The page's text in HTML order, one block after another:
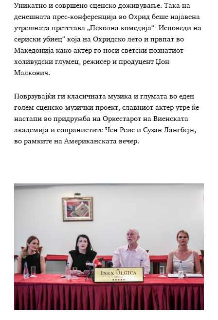
Уникатно и совршено сценско доживување. Така на
денешната прес-конференција во Охрид беше најавена
утрешната претстава „Пеколна комедија“: Исповеди на
сериски убиец“ која на Охридско лето и првпат во
Македонија како актер го носи светски познатиот
холивудски глумец, режисер и продуцент Џон
Малкович.
Поврзувајќи ги класичната музика и глумата во еден
голем сценско-музички проект, славниот актер утре ќе
настапи во придружба на Оркестарот на Виенската
академија и сопранистите Чен Реис и Сузан Лангбејн,
во рамките на Американската вечер.